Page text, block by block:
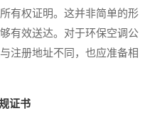
有权证明。这并非简单的形
有效送达。对于环保空调公
注册地址不同，也应准备相
证书